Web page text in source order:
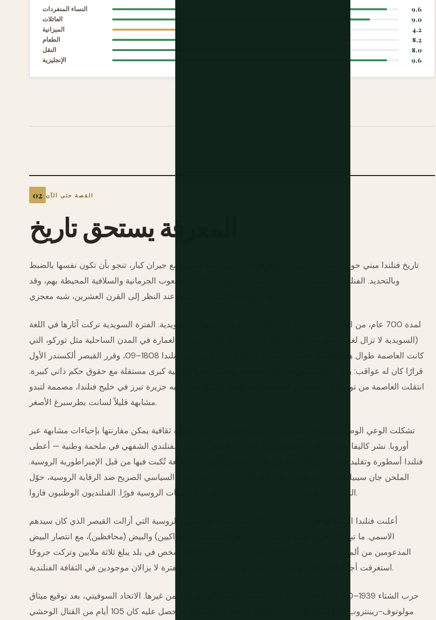
النساء المنفردات
9.6
العائلات
9.0
الميزانية
4.2
الطعام
8.2
النقل
8.0
الإنجليزية
9.6
القصة حتى الآن
تاريخيستحق المعرفة
تاريخ فنلندا مبني حول نفس التناقض الذي يعرف البلد اليوم: أمة صغيرة مع جيران كبار، تنجو بأن تكون نفسها بالضبط
وبالتحديد. الفنلنديون شعب فينو-أوغري، متميز لغويًا وثقافيًا عن الشعوب الجرمانية والسلافية المحيطة بهم، وقد
لمدة 700 عام، من القرن الثاني عشر إلى 1809، كانت فنلندا مقاطعة سويدية. الفترة السويدية تركت آثارها في اللغة
(السويدية لا تزال لغة رسمية مشاركة اليوم)، في الكنيسة اللوثرية، وفي العمارة في المدن الساحلية مثل توركو، التي
كانت العاصمة طوال هذه الحقبة. خسرت السويد فنلندا لروسيا في حرب فنلندا 1808–09، وقرر القيصر ألكسندر الأول
قرارًا كان له عواقب: بدلاً من امتصاص فنلندا كمقاطعة روسية، أقامها كدوقية كبرى مستقلة مع حقوق حكم ذاتي كبيرة.
انتقلت العاصمة من توركو إلى هلسنكي الجديدة المخططة، المبنية على شبه جزيرة تبرز في خليج فنلندا، مصممة لتبدو
مشابهة قليلاً لسانت بطرسبرغ الأصغر.
تشكلت الوعي الوطني الفنلندي خلال القرن التاسع عشر من خلال حركة ثقافية يمكن مقارنتها بإحياءات مشابهة عبر
أوروبا. نشر كاليفالا في 1835 — تجميع إلياس لونروت للشعر الشعبي الفنلندي الشفهي في ملحمة وطنية — أعطى
فنلندا أسطورة وتقليد أدبي بلغتها الخاصة في اللحظة نفسها التي كانت اللغة تُكبت فيها من قبل الإمبراطورية الروسية.
الملحن جان سيبيليوس، الذي كتب فينلانديا في 1899 كعمل من التمرد السياسي الصريح ضد الرقابة الروسية، حوّل
الشعور الوطني الفنلندي إلى موسيقى حظرتها السلطات الروسية فورًا. الفنلنديون الوطنيون فازوا.
أعلنت فنلندا استقلالها في 6 ديسمبر 1917، ستة أسابيع بعد الثورة الروسية التي أزالت القيصر الذي كان سيدهم
الاسمي. ما تبع كان حرب أهلية وحشية بين الحمر الفنلنديين (اشتراكيين) والبيض (محافظين)، مع انتصار البيض
المدعومين من ألمانيا بحلول مايو 1918. الحرب قتلت حوالي 37,000 شخص في بلد يبلغ ثلاثة ملايين وتركت جروحًا
استغرقت أجيالًا للاعتراف بها بالكامل. الآثار والصمت حول هذه الفترة لا يزالان موجودين في الثقافة الفنلندية.
حرب الشتاء 1939–40 هي الحادثة التي حددت سمعة فنلندا الدولية أكثر من غيرها. الاتحاد السوفيتي، بعد توقيع ميثاق
مولوتوف-ريبنتروب، غزا فنلندا في نوفمبر 1939 متوقعًا غزوًا سريعًا. ما حصل عليه كان 105 أيام من القتال الوحشي